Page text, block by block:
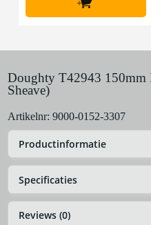
+
Doughty T42943
Sheave)
Artikelnr: 9000-0152-3307
Productinformatie
Specificaties
Reviews (0)